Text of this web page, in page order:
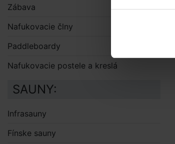
Zábava
Nafukovacie člny
Paddleboardy
Nafukovacie postele a kreslá
SAUNY:
Infrasauny
Fínske sauny